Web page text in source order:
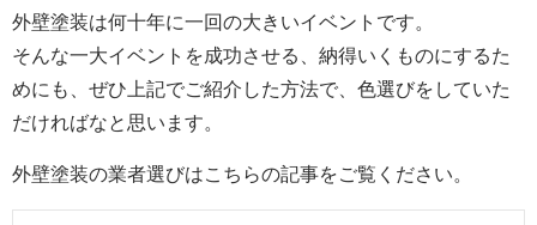
外壁塗装は何十年に一回の大きいイベントです。
そんな一大イベントを成功させる、納得いくものにするた
めにも、ぜひ上記でご紹介した方法で、色選びをしていた
だければなと思います。
外壁塗装の業者選びはこちらの記事をご覧ください。